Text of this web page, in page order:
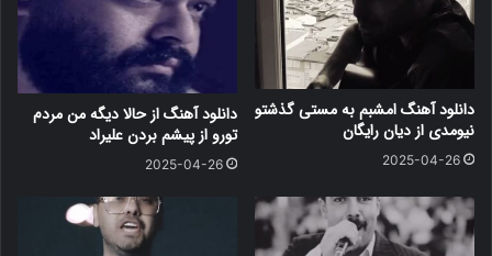
دانلود آهنگ امشبم به مستی گذشتو
نیومدی از دیان رایگان
2025-04-26
دانلود آهنگ از حالا دیگه من مردم
تورو از پیشم بردن علیراد
2025-04-26